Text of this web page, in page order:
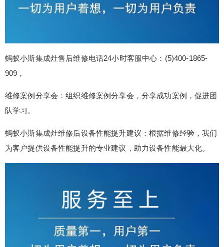
蚂蚁小斯集成灶售后维修电话24小时客服中心：(5)400-1865-
909，
维修案例分享会：组织维修案例分享会，分享成功案例，促进团
队学习。
蚂蚁小斯集成灶维修后设备性能提升建议：根据维修经验，我们
为客户提供设备性能提升的专业建议，助力设备性能最大化。